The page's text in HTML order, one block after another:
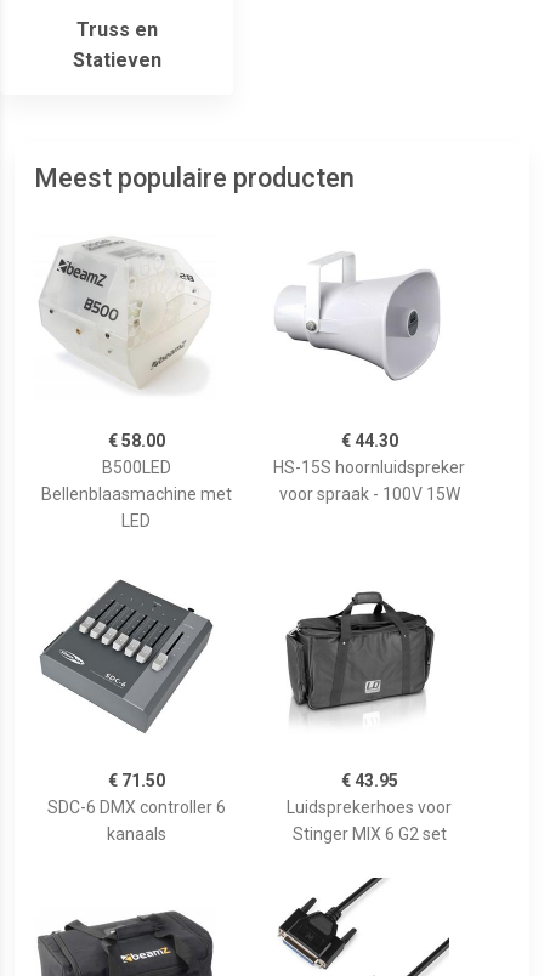
Truss en
Statieven
Meest populaire producten
€ 58.00
B500LED
Bellenblaasmachine met
LED
€ 44.30
HS-15S hoornluidspreker
voor spraak - 100V 15W
€ 71.50
SDC-6 DMX controller 6
kanaals
€ 43.95
Luidsprekerhoes voor
Stinger MIX 6 G2 set